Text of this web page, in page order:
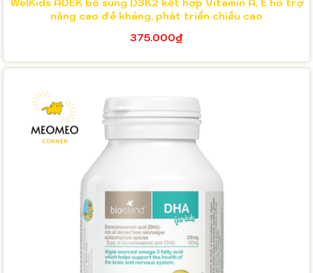
nâng cao đề kháng, phát triển chiều cao
375.000₫